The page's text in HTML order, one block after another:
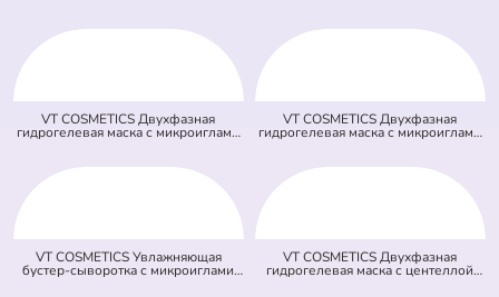
VT COSMETICS Двухфазная
гидрогелевая маска с микроиглами
(оранжевая) (33 гр + 1,5 гр)
VT COSMETICS Двухфазная
гидрогелевая маска с микроиглами
зеленая) (33 гр + 1,5 гр)
VT COSMETICS Увлажняющая
бустер-сыворотка с микроиглами
VT COSMETICS Двухфазная
гидрогелевая маска с центеллой